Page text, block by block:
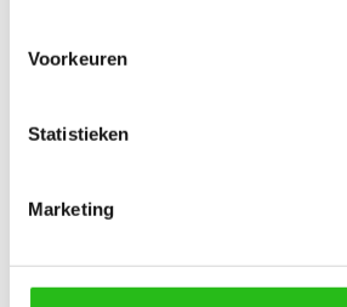
Voorkeuren
Statistieken
Marketing